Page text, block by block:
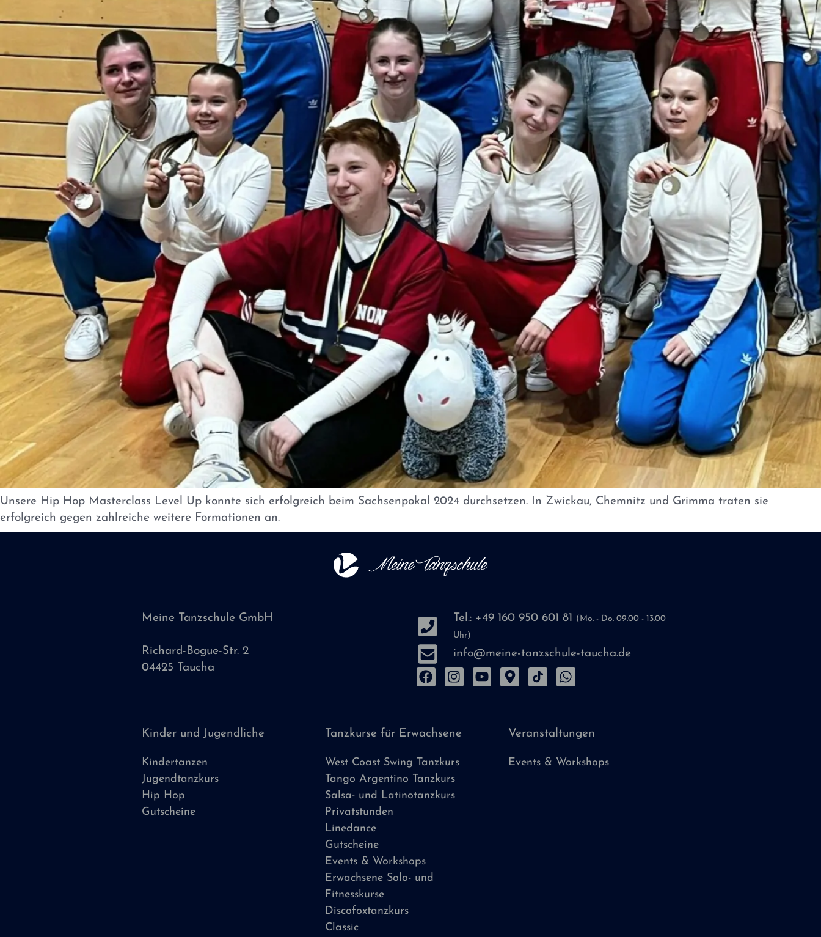
Unsere Hip Hop Masterclass Level Up konnte sich erfolgreich beim Sachsenpokal 2024 durchsetzen. In Zwickau, Chemnitz und Grimma traten sie
erfolgreich gegen zahlreiche weitere Formationen an.
Meine Tanzschule GmbH
Richard-Bogue-Str. 2
04425 Taucha
Tel.: +49 160 950 601 81
(Mo. - Do. 09.00 - 13.00
Uhr)
info@meine-tanzschule-taucha.de
Kinder und Jugendliche
Kindertanzen
Jugendtanzkurs
Hip Hop
Gutscheine
Tanzkurse für Erwachsene
West Coast Swing Tanzkurs
Tango Argentino Tanzkurs
Salsa- und Latinotanzkurs
Privatstunden
Linedance
Gutscheine
Events & Workshops
Erwachsene Solo- und
Fitnesskurse
Discofoxtanzkurs
Classic
Veranstaltungen
Events & Workshops